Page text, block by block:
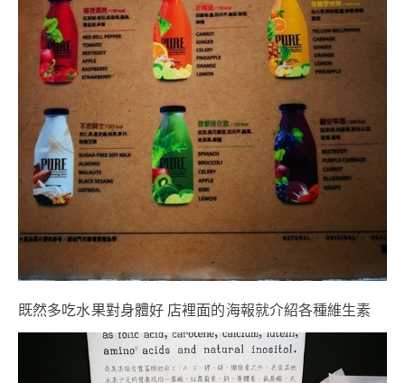
既然多吃水果對身體好 店裡面的海報就介紹各種維生素